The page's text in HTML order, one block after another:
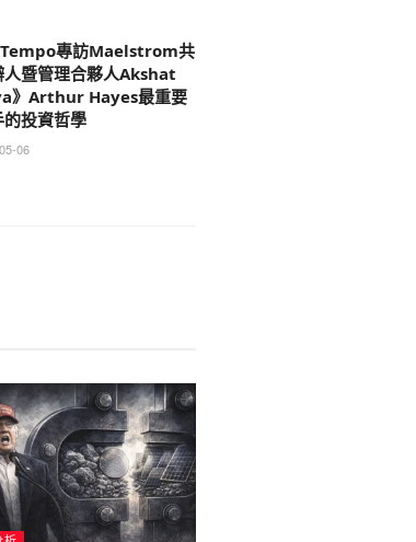
專訪Maelstrom共
人暨管理合夥人Akshat
》Arthur Hayes最重要
的投資哲學
06